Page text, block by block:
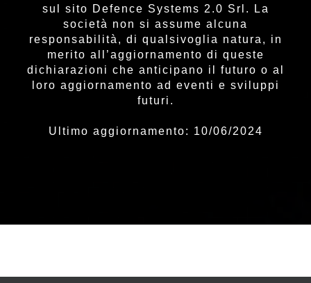
sul sito Defence Systems 2.0 Srl. La
società non si assume alcuna
responsabilità, di qualsivoglia natura, in
merito all’aggiornamento di queste
dichiarazioni che anticipano il futuro o al
loro aggiornamento ad eventi e sviluppi
futuri.
Ultimo aggiornamento: 10/06/2024